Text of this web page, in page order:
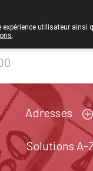
Meysen
Adresses
Solutions A-
expérience utilisateur
.